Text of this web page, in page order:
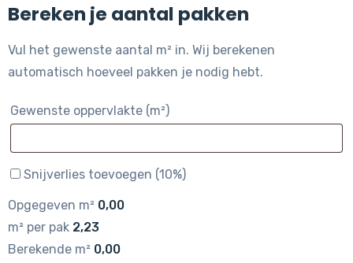
Bereken je aantal pakken
Vul het gewenste aantal m² in. Wij berekenen
automatisch hoeveel pakken je nodig hebt.
Gewenste oppervlakte (m²)
Snijverlies toevoegen (10%)
Opgegeven m² 0,00
m² per pak 2,23
Berekende m² 0,00